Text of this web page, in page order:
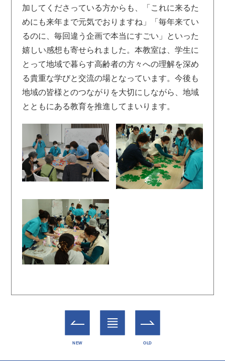
加してくださっている方からも、「これに来るた
めにも来年まで元気でおりますね」「毎年来てい
るのに、毎回違う企画で本当にすごい」といった
嬉しい感想も寄せられました。本教室は、学生に
とって地域で暮らす高齢者の方々への理解を深め
る貴重な学びと交流の場となっています。今後も
地域の皆様とのつながりを大切にしながら、地域
とともにある教育を推進してまいります。
NEW OLD